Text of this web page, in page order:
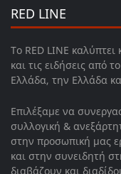
RED LINE
Το RED LINE
και τις ειδήσεις από
Ελλάδα, την Ελλάδα
Επιλέξαμε να
συλλογική &
στην προσωπική μας
και στην συνειδητή
διαβάζουν και